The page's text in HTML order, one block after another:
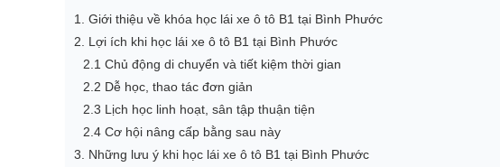
1. Giới thiệu về khóa học lái xe ô tô B1 tại Bình Phước
2. Lợi ích khi học lái xe ô tô B1 tại Bình Phước
2.1 Chủ động di chuyển và tiết kiệm thời gian
2.2 Dễ học, thao tác đơn giản
2.3 Lịch học linh hoạt, sân tập thuận tiện
2.4 Cơ hội nâng cấp bằng sau này
3. Những lưu ý khi học lái xe ô tô B1 tại Bình Phước